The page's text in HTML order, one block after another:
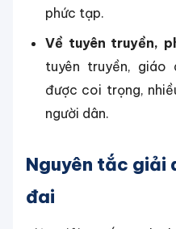
phức tạp.
Về tuyên truyền,
tuyên truyền,
được coi trọng,
người dân.
Nguyên tắc giải
đai